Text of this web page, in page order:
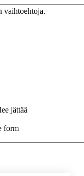
vaihtoehtoja.
jättää
form